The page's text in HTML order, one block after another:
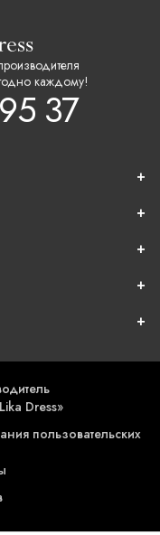
каждому!
37
Dress»
пользовательских